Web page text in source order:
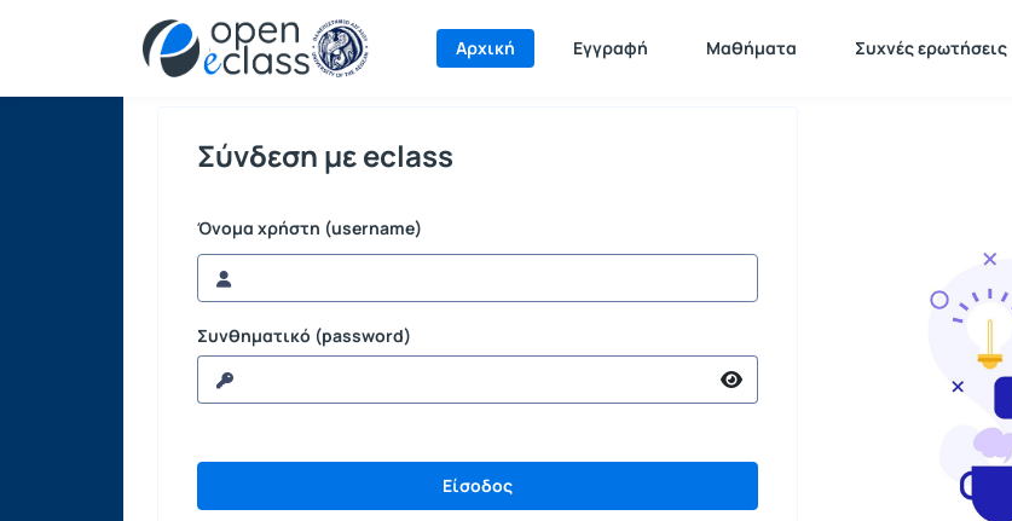
Αρχική Εγγραφή Μαθήματα Συχνές ερωτήσεις
Σύνδεση
Σύνδεση με eclass
Όνομα χρήστη (username)
Συνθηματικό (password)